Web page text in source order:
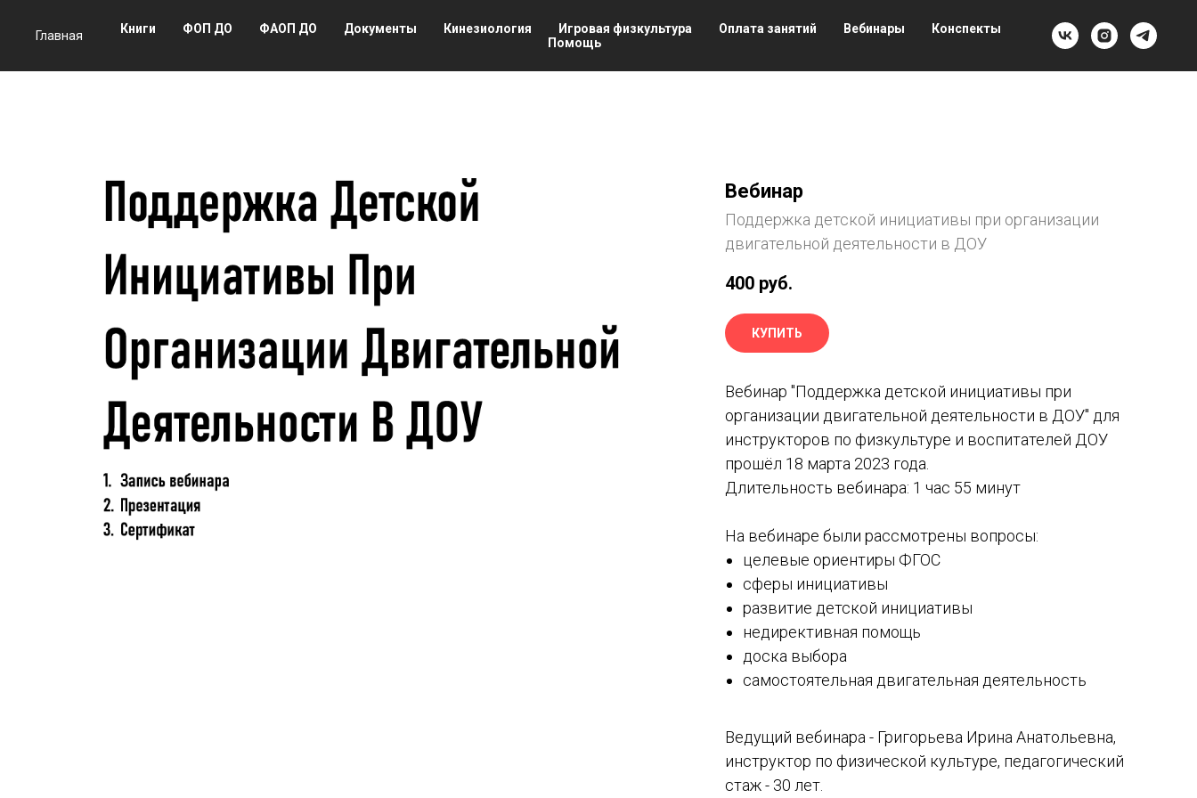
Главная Книги ФОП ДО ФАОП ДО Документы Кинезиология Игровая физкультура Оплата занятий Вебинары
Конспекты
Помощь
Вебинар
Поддержка детской инициативы при организации
двигательной деятельности в ДОУ
400 руб.
КУПИТЬ
Вебинар "Поддержка детской инициативы при
организации двигательной деятельности в ДОУ" для
инструкторов по физкультуре и воспитателей ДОУ
прошёл 18 марта 2023 года.
Длительность вебинара: 1 час 55 минут
На вебинаре были рассмотрены вопросы:
целевые ориентиры ФГОС
сферы инициативы
развитие детской инициативы
недирективная помощь
доска выбора
самостоятельная двигательная деятельность
Ведущий вебинара - Григорьева Ирина Анатольевна,
инструктор по физической культуре, педагогический
стаж - 30 лет.